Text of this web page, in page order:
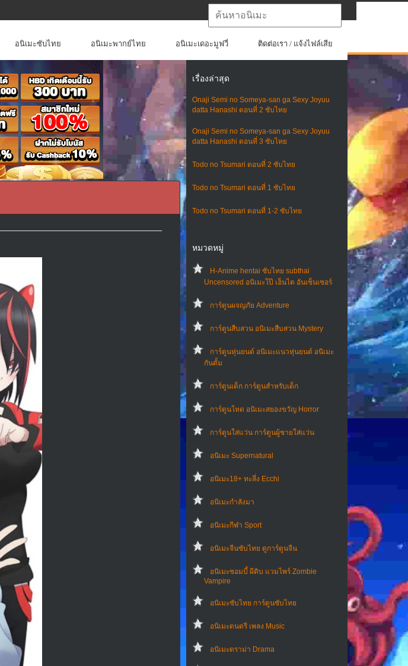
อนิเมะซับไทย อนิเมะพากย์ไทย อนิเมะเดอะมูฟวี่ ติดต่อเรา / แจ้งไฟล์เสีย
เรื่องล่าสุด
Onaji Semi no Someya-san ga Sexy Joyuu
datta Hanashi ตอนที่ 2 ซับไทย
Onaji Semi no Someya-san ga Sexy Joyuu
datta Hanashi ตอนที่ 3 ซับไทย
Todo no Tsumari ตอนที่ 2 ซับไทย
Todo no Tsumari ตอนที่ 1 ซับไทย
Todo no Tsumari ตอนที่ 1-2 ซับไทย
หมวดหมู่
H-Anime hentai ซับไทย subthai
Uncensored อนิเมะโป๊ เฮ็นไต อันเซ็นเซอร์
การ์ตูนผจญภัย Adventure
การ์ตูนสืบสวน อนิเมะสืบสวน Mystery
การ์ตูนหุ่นยนต์ อนิเมะแนวหุ่นยนต์ อนิเมะ
กันดั้ม
การ์ตูนเด็ก การ์ตูนสำหรับเด็ก
การ์ตูนโหด อนิเมะสยองขวัญ Horror
การ์ตูนใส่แว่น การ์ตูนผู้ชายใส่แว่น
อนิเมะ Supernatural
อนิเมะ18+ ทะลึ่ง Ecchi
อนิเมะกำลังมา
อนิเมะกีฬา Sport
อนิเมะจีนซับไทย ดูการ์ตูนจีน
อนิเมะซอมบี้ ผีดิบ แวมไพร์ Zombie
Vampire
อนิเมะซับไทย การ์ตูนซับไทย
อนิเมะดนตรี เพลง Music
อนิเมะดราม่า Drama